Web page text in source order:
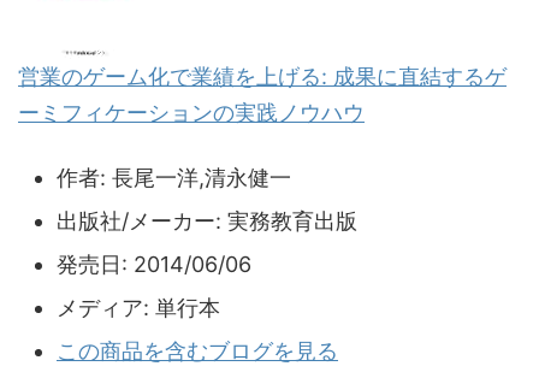
営業のゲーム化で業績を上げる: 成果に直結するゲ
ーミフィケーションの実践ノウハウ
作者: 長尾一洋,清永健一
出版社/メーカー: 実務教育出版
発売日: 2014/06/06
メディア: 単行本
この商品を含むブログを見る